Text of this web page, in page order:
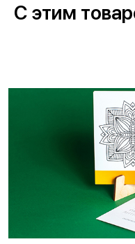
С этим